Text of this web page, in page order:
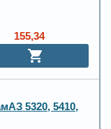
155,34
5320, 5410,